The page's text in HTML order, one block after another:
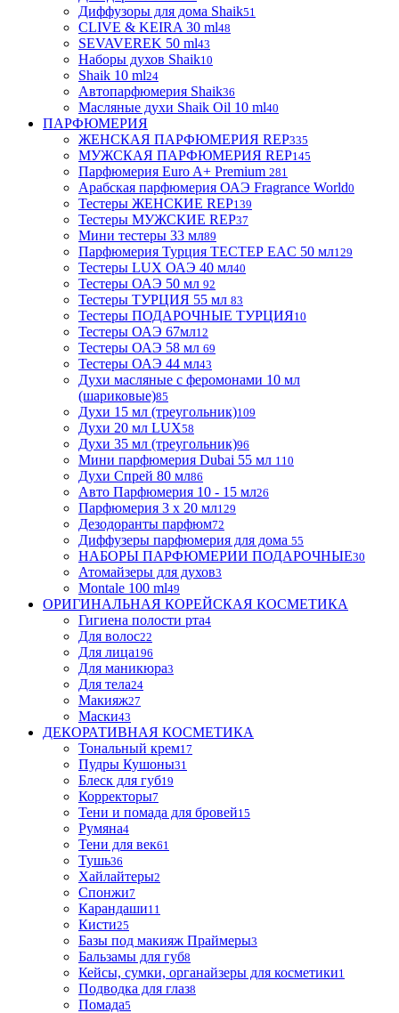
Диффузоры для дома Shaik51
CLIVE & KEIRA 30 ml48
SEVAVEREK 50 ml43
Наборы духов Shaik10
Shaik 10 ml24
Автопарфюмерия Shaik36
Масляные духи Shaik Oil 10 ml40
ПАРФЮМЕРИЯ
ЖЕНСКАЯ ПАРФЮМЕРИЯ REP335
МУЖСКАЯ ПАРФЮМЕРИЯ REP145
Парфюмерия Euro A+ Premium 281
Арабская парфюмерия ОАЭ Fragrance World0
Тестеры ЖЕНСКИЕ REP139
Тестеры МУЖСКИЕ REP37
Мини тестеры 33 мл89
Парфюмерия Турция ТЕСТЕР EAC 50 мл129
Тестеры LUX ОАЭ 40 мл40
Тестеры ОАЭ 50 мл 92
Тестеры ТУРЦИЯ 55 мл 83
Тестеры ПОДАРОЧНЫЕ ТУРЦИЯ10
Тестеры ОАЭ 67мл12
Тестеры ОАЭ 58 мл 69
Тестеры ОАЭ 44 мл43
Духи масляные с феромонами 10 мл
(шариковые)85
Духи 15 мл (треугольник)109
Духи 20 мл LUX58
Духи 35 мл (треугольник)96
Мини парфюмерия Dubai 55 мл 110
Духи Спрей 80 мл86
Авто Парфюмерия 10 - 15 мл26
Парфюмерия 3 х 20 мл129
Дезодоранты парфюм72
Диффузеры парфюмерия для дома 55
НАБОРЫ ПАРФЮМЕРИИ ПОДАРОЧНЫЕ30
Атомайзеры для духов3
Montale 100 ml49
ОРИГИНАЛЬНАЯ КОРЕЙСКАЯ КОСМЕТИКА
Гигиена полости рта4
Для волос22
Для лица196
Для маникюра3
Для тела24
Макияж27
Маски43
ДЕКОРАТИВНАЯ КОСМЕТИКА
Тональный крем17
Пудры Кушоны31
Блеск для губ19
Корректоры7
Тени и помада для бровей15
Румяна4
Тени для век61
Тушь36
Хайлайтеры2
Спонжи7
Карандаши11
Кисти25
Базы под макияж Праймеры3
Бальзамы для губ8
Кейсы, сумки, органайзеры для косметики1
Подводка для глаз8
Помада5